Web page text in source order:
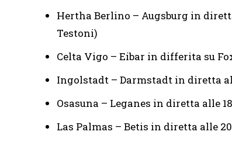
Hertha Berlino – Augsburg in
Testoni)
Celta Vigo – Eibar in differita su
Ingolstadt – Darmstadt in diretta
Osasuna – Leganes in diretta alle
Las Palmas – Betis in diretta alle